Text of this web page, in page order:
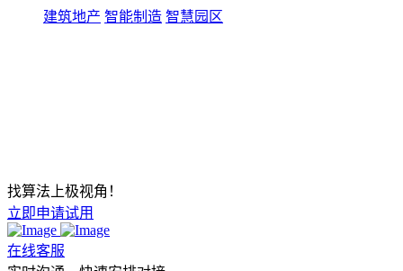
建筑地产 智能制造 智慧园区
找算法上极视角！
立即申请试用
在线客服